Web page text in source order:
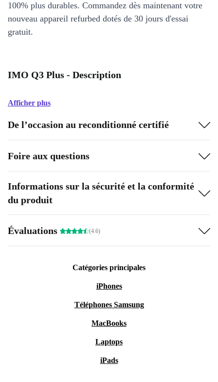
100% plus durables. Commandez dès maintenant votre
nouveau appareil refurbed dotés de 30 jours d'essai
gratuit.
IMO Q3 Plus - Description
Afficher plus
De l’occasion au reconditionné certifié
Foire aux questions
Informations sur la sécurité et la conformité
du produit
Évaluations (4.6)
Catégories principales
iPhones
Téléphones Samsung
MacBooks
Laptops
iPads